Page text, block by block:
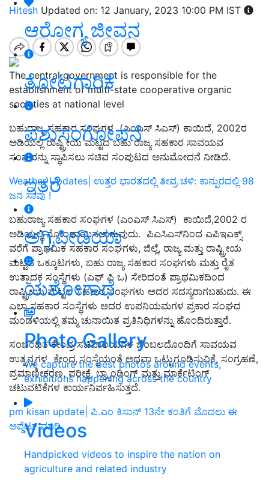
ಆರೋಗ್ಯ ಜೀವನ
ತೋಟಗಾರಿಕೆ
ಪಶುಸಂಗೋಪನೆ
ಇತರೆ
ಅಗ್ರಿಪೀಡಿಯಾ
ಯಶೋಗಾಥೆ
Photo Gallery
We capture the best photos around events,
exhibitions happening across the country
Videos
Handpicked videos to inspire the nation on
agriculture and related industry
Hitesh Updated on: 12 January, 2023 10:00 PM IST
The central government is responsible for the
establishment of multi-state cooperative organic
societies at national level
ಬಹುರಾಜ್ಯ ಸಹಕಾರ ಸಂಘಗಳ (ಎಂಎಸ್‌ ಸಿಎಸ್‌) ಕಾಯಿದೆ, 2002ರ
ಅಡಿಯಲ್ಲಿ ರಾಷ್ಟ್ರೀಯ ಮಟ್ಟದ ಬಹು ರಾಜ್ಯ ಸಹಕಾರ ಸಾವಯವ
ಸಂಘವನ್ನು ಸ್ಥಾಪಿಸಲು ಸಚಿವ ಸಂಪುಟದ ಅನುಮೋದನೆ ನೀಡಿದೆ.
Weather Updates| ಉತ್ತರ ಭಾರತದಲ್ಲಿ ತೀವ್ರ ಚಳಿ: ಕಾನ್ಪುರದಲ್ಲಿ 98
ಜನ ಸಾವು !
ಬಹುರಾಜ್ಯ ಸಹಕಾರ ಸಂಘಗಳ (ಎಂಎಸ್‌ ಸಿಎಸ್) ಕಾಯಿದೆ,2002 ರ
ಅಡಿಯಲ್ಲಿ ನೋಂದಾಯಿಸಲಾಗುವುದು. ಪಿಎಸಿಎಸ್‌ನಿಂದ ಎಪಿಇಎಕ್ಸ್‌
ವರೆಗೆ ಪ್ರಾಥಮಿಕ ಸಹಕಾರ ಸಂಘಗಳು, ಜಿಲ್ಲೆ, ರಾಜ್ಯ ಮತ್ತು ರಾಷ್ಟ್ರೀಯ
ಮಟ್ಟದ ಒಕ್ಕೂಟಗಳು, ಬಹು ರಾಜ್ಯ ಸಹಕಾರ ಸಂಘಗಳು ಮತ್ತು ರೈತ
ಉತ್ಪಾದಕ ಸಂಸ್ಥೆಗಳು (ಎಫ್‌ ಪಿ ಒ) ಸೇರಿದಂತೆ ಪ್ರಾಥಮಿಕದಿಂದ
ರಾಷ್ಟ್ರೀಯ ಮಟ್ಟದ ಸಹಕಾರ ಸಂಘಗಳು ಅದರ ಸದಸ್ಯರಾಗಬಹುದು. ಈ
ಎಲ್ಲಾ ಸಹಕಾರ ಸಂಸ್ಥೆಗಳು ಅದರ ಉಪನಿಯಮಗಳ ಪ್ರಕಾರ ಸಂಘದ
ಮಂಡಳಿಯಲ್ಲಿ ತಮ್ಮ ಚುನಾಯಿತ ಪ್ರತಿನಿಧಿಗಳನ್ನು ಹೊಂದಿರುತ್ತಾರೆ.
ಸಂಬಂಧಿತ ಕೇಂದ್ರ ಸಚಿವಾಲಯಗಳ ಬೆಂಬಲದೊಂದಿಗೆ ಸಾವಯವ
ಉತ್ಪನ್ನಗಳ ಕೇಂದ್ರ ಸಂಸ್ಥೆಯಂತೆ ಅಥವಾ ಒಟ್ಟುಗೂಡಿಸುವಿಕೆ, ಸಂಗ್ರಹಣೆ,
ಪ್ರಮಾಣೀಕರಣ, ಪರೀಕ್ಷೆ, ಬ್ರ್ಯಾಂಡಿಂಗ್ ಮತ್ತು ಮಾರ್ಕೆಟಿಂಗ್
ಚಟುವಟಿಕೆಗಳ ಕಾರ್ಯನಿರ್ವಹಿಸುತ್ತದೆ.
pm kisan update| ಪಿ.ಎಂ ಕಿಸಾನ್‌ 13ನೇ ಕಂತಿಗೆ ಮೊದಲು ಈ
ಅಪ್ಡೇಟ್‌ ಮಾಡಿ